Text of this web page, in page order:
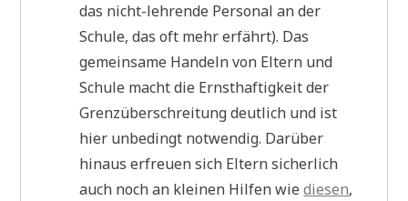
das nicht-lehrende Personal an der
Schule, das oft mehr erfährt). Das
gemeinsame Handeln von Eltern und
Schule macht die Ernsthaftigkeit der
Grenzüberschreitung deutlich und ist
hier unbedingt notwendig. Darüber
hinaus erfreuen sich Eltern sicherlich
auch noch an kleinen Hilfen wiediesen,